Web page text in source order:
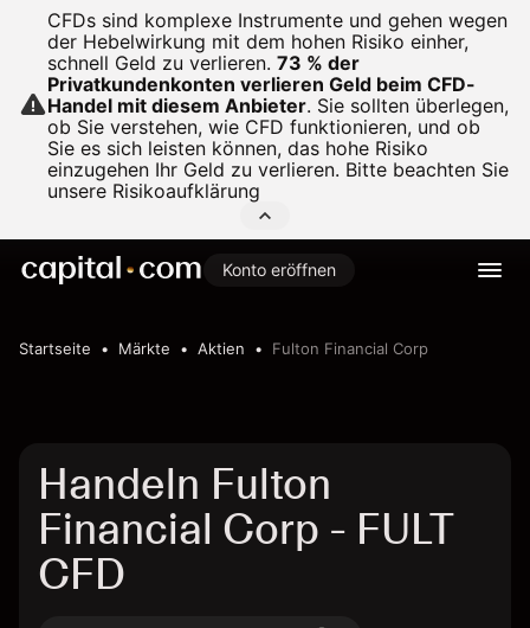
CFDs sind komplexe Instrumente und gehen wegen
der Hebelwirkung mit dem hohen Risiko einher,
schnell Geld zu verlieren. 73 % der
Privatkundenkonten verlieren Geld beim CFD-
Handel mit diesem Anbieter. Sie sollten überlegen,
ob Sie verstehen, wie CFD funktionieren, und ob
Sie es sich leisten können, das hohe Risiko
einzugehen Ihr Geld zu verlieren. Bitte beachten Sie
unsere Risikoaufklärung
Konto eröffnen
Startseite Märkte Aktien Fulton Financial Corp
Handeln Fulton
Financial Corp - FULT
CFD